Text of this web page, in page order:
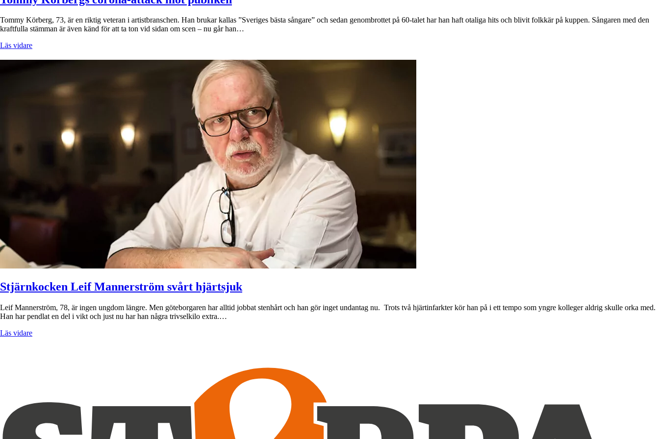
Tommy Körberg, 73, är en riktig veteran i artistbranschen. Han brukar kallas ”Sveriges bästa sångare” och sedan genombrottet på 60-talet har han haft otaliga hits och blivit folkkär på kuppen. Sångaren med den
kraftfulla stämman är även känd för att ta ton vid sidan om scen – nu går han…
Läs vidare
Stjärnkocken Leif Mannerström svårt hjärtsjuk
Leif Mannerström, 78, är ingen ungdom längre. Men göteborgaren har alltid jobbat stenhårt och han gör inget undantag nu. Trots två hjärtinfarkter kör han på i ett tempo som yngre kolleger aldrig skulle orka med.
Han har pendlat en del i vikt och just nu har han några trivselkilo extra.…
Läs vidare